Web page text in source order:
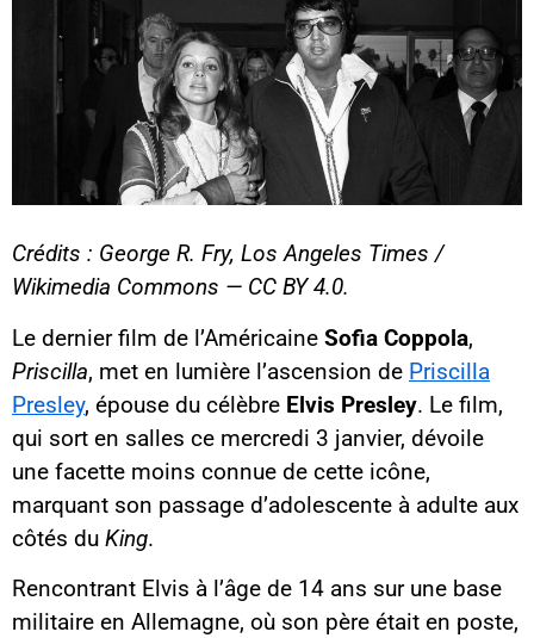
Crédits : George R. Fry, Los Angeles Times /
Wikimedia Commons — CC BY 4.0.
Le dernier film de l’Américaine Sofia Coppola,
Priscilla, met en lumière l’ascension de Priscilla
Presley, épouse du célèbre Elvis Presley. Le film,
qui sort en salles ce mercredi 3 janvier, dévoile
une facette moins connue de cette icône,
marquant son passage d’adolescente à adulte aux
côtés du King.
Rencontrant Elvis à l’âge de 14 ans sur une base
militaire en Allemagne, où son père était en poste,